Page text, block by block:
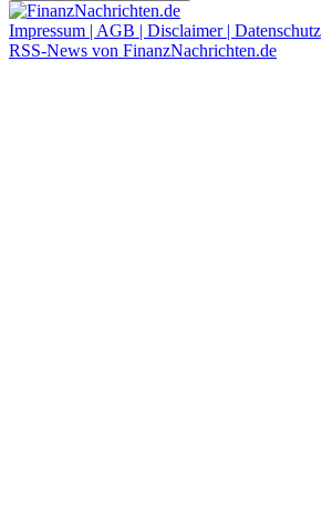
Impressum | AGB | Disclaimer | Datenschutz
RSS-News von FinanzNachrichten.de